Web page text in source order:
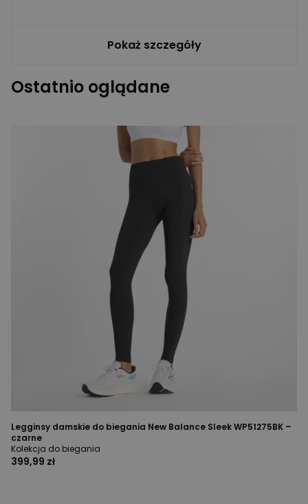
Pokaż szczegóły
Ostatnio oglądane
Legginsy damskie do biegania New Balance Sleek WP51275BK –
czarne
Kolekcja do biegania
399,99 zł